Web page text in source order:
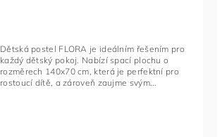
Dětská postel FLORA je ideálním řešením pro
každý dětský pokoj. Nabízí spací plochu o
rozměrech 140x70 cm, která je perfektní pro
rostoucí dítě, a zároveň zaujme svým...